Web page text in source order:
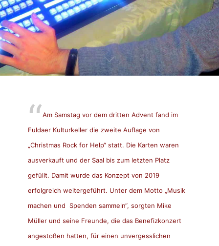
Am Samstag vor dem dritten Advent fand im
Fuldaer Kulturkeller die zweite Auflage von
„Christmas Rock for Help“ statt. Die Karten waren
ausverkauft und der Saal bis zum letzten Platz
gefüllt. Damit wurde das Konzept von 2019
erfolgreich weitergeführt. Unter dem Motto „Musik
machen und Spenden sammeln“, sorgten Mike
Müller und seine Freunde, die das Benefizkonzert
angestoßen hatten, für einen unvergesslichen